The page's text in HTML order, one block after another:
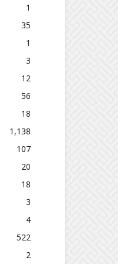
1
35
1
3
12
56
18
1,138
107
20
18
3
4
522
2